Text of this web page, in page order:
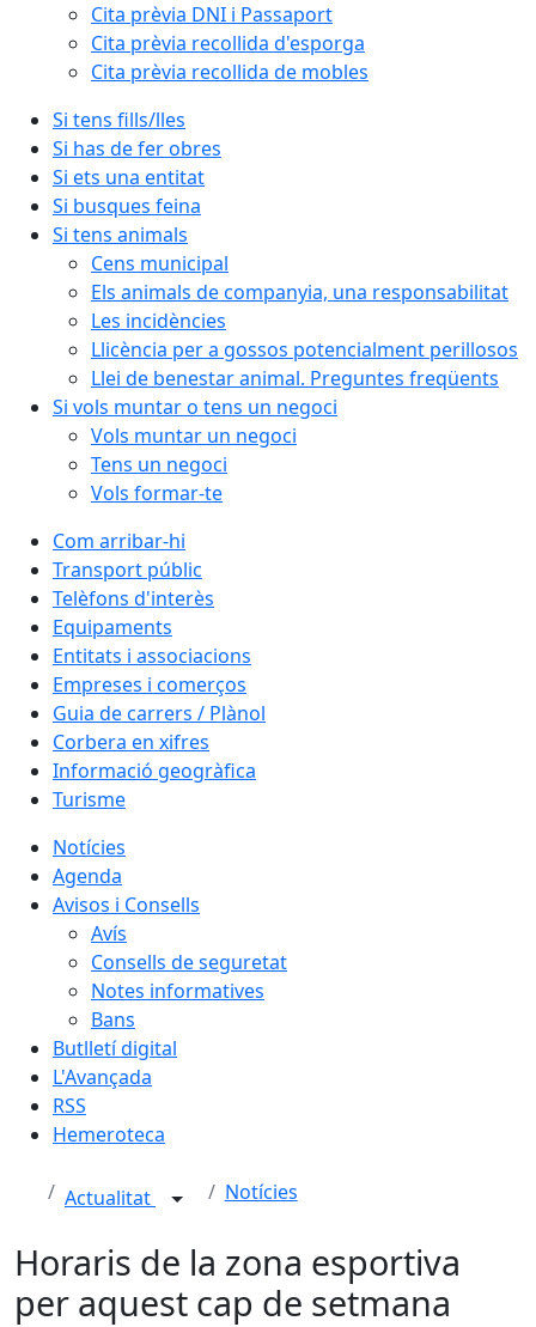
Cita prèvia DNI i Passaport
Cita prèvia recollida d'esporga
Cita prèvia recollida de mobles
Si tens fills/lles
Si has de fer obres
Si ets una entitat
Si busques feina
Si tens animals
Cens municipal
Els animals de companyia, una responsabilitat
Les incidències
Llicència per a gossos potencialment perillosos
Llei de benestar animal. Preguntes freqüents
Si vols muntar o tens un negoci
Vols muntar un negoci
Tens un negoci
Vols formar-te
Com arribar-hi
Transport públic
Telèfons d'interès
Equipaments
Entitats i associacions
Empreses i comerços
Guia de carrers / Plànol
Corbera en xifres
Informació geogràfica
Turisme
Notícies
Agenda
Avisos i Consells
Avís
Consells de seguretat
Notes informatives
Bans
Butlletí digital
L'Avançada
RSS
Hemeroteca
Actualitat Notícies
Horaris de la zona esportiva
per aquest cap de setmana